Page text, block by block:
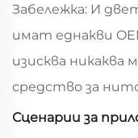
Забележка: И
имат еднакви
изисква никаква
средство за
Сценарии за